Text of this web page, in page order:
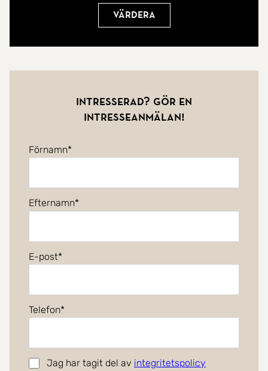
Värdera
Intresserad? Gör en
intresseanmälan!
Förnamn
Efternamn
E-post
Telefon
Jag har tagit del av integritetspolicy